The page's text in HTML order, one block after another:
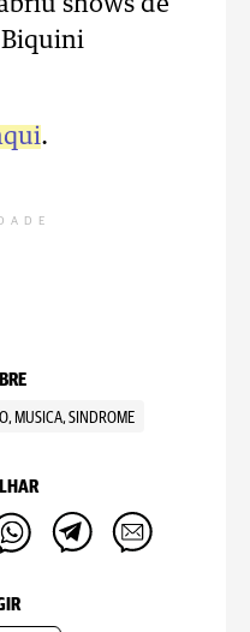
shows de
Biquini
.
MUSICA, SINDROME